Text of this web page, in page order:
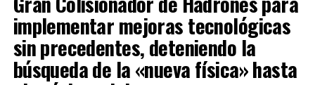
Profundo colapso sanitario en Brasil: más de 2.100
muertos promedio por día
internacionales y
voluntarios por su valiosa
entrega y dedicación al
implementar mejoras tecnológicas
sin precedentes, deteniendo la
búsqueda de la «nueva física» hasta